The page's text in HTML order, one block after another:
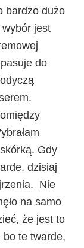
bardzo dużo
jest
do
Gdy
dzisiaj
Nie
na samo
że jest to
bo te twarde,